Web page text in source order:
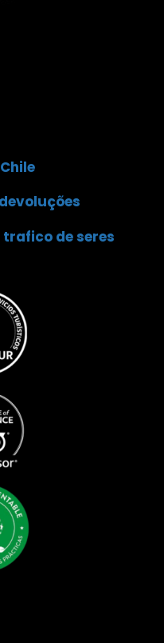
de seres